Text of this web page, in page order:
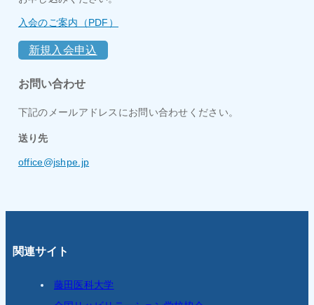
入会のご案内（PDF）
新規入会申込
お問い合わせ
下記のメールアドレスにお問い合わせください。
送り先
office@jshpe.jp
関連サイト
藤田医科大学